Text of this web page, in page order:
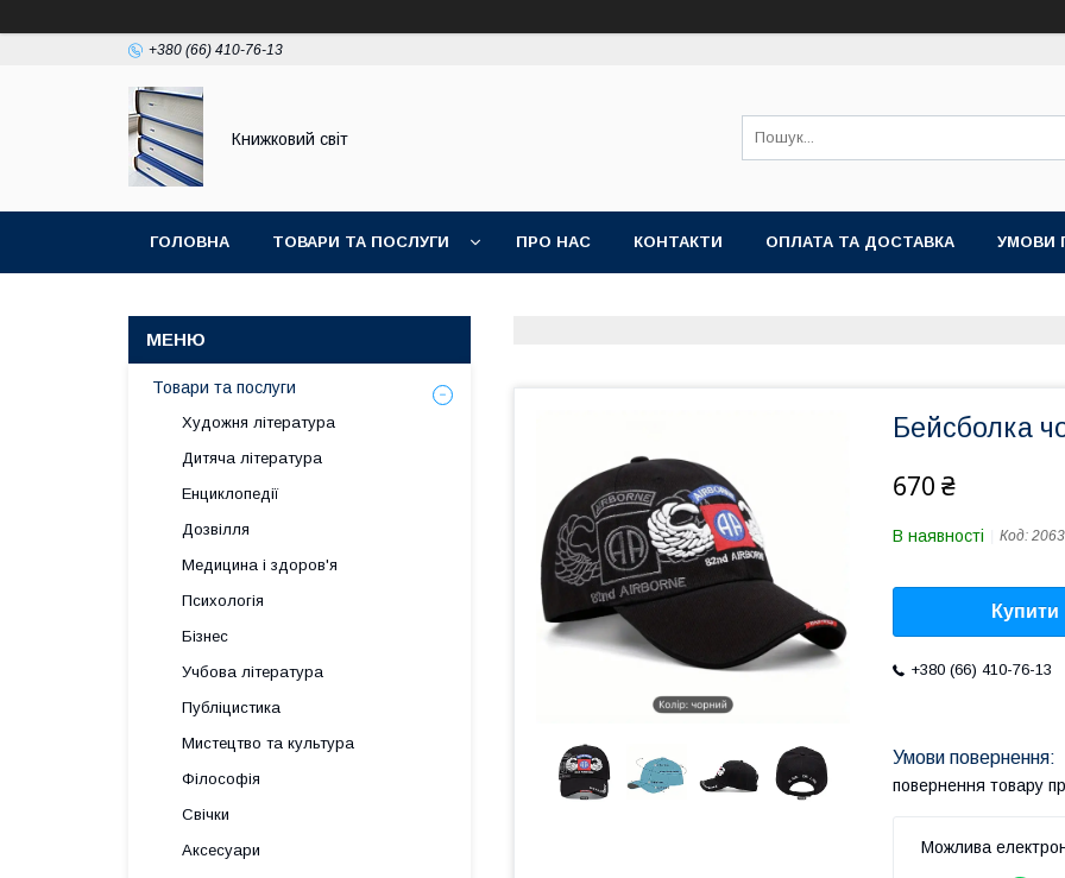
+380 (66) 410-76-13
Книжковий світ
ГОЛОВНА ТОВАРИ ТА ПОСЛУГИ ПРО НАС КОНТАКТИ ОПЛАТА ТА ДОСТАВКА УМОВИ
Бейсболка
670 ₴
В наявності Код:
Купити
+380 (66) 410-76-13
повернення товару
Товари та послуги
Художня література
Дитяча література
Енциклопедії
Дозвілля
Медицина і здоров'я
Психологія
Бізнес
Учбова література
Публіцистика
Мистецтво та культура
Філософія
Свічки
Аксесуари